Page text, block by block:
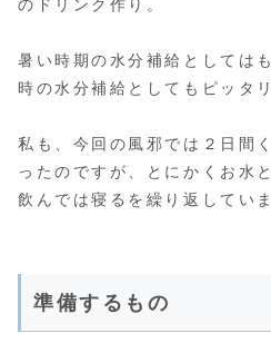
のドリンク作り。
暑い時期の水分補給としては
時の水分補給としてもピッタ
私も、今回の風邪では２日間
ったのですが、とにかくお水
飲んでは寝るを繰り返してい
準備するもの